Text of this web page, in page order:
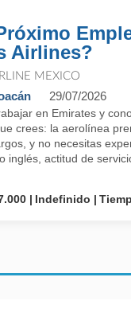
Airlines?
MEXICO
29/07/2026
en Emirates y
crees: la aerolínea
y no necesitas
inglés, actitud de
Indefinido